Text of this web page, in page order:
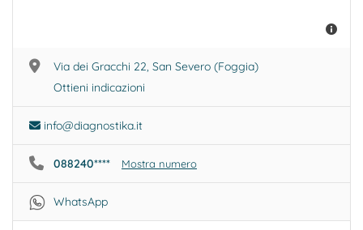
Gravidanze a rischio
Dispareunia
Via dei Gracchi 22, San Severo (Foggia)
Ottieni indicazioni
info@diagnostika.it
088240**** Mostra numero
WhatsApp